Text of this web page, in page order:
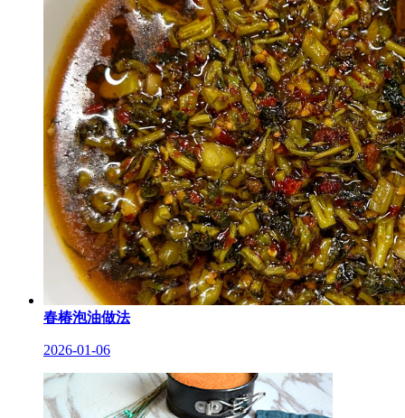
春椿泡油做法
2026-01-06